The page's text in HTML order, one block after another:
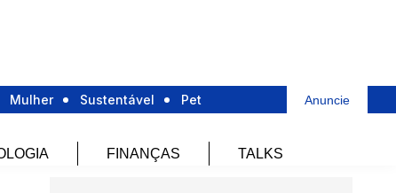
Mulher Sustentável Pet Anuncie
FINANÇAS TALKS